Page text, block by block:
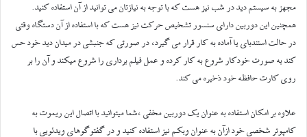
مجهز به سیستم دید در شب نیز هست که با توجه به نیازتان می توانید از آن استفاده کنید.
همچنین این دوربین دارای سنسور تشخیص حرکت نیز هست که با استفاده از آن دستگاه وقتی
در حالت استندبای یا آماده به کار قرار می گیرد، در صورتی که جنبشی در میدان دید خود حس
کند به صورت خودکار شروع به کار کرده و عمل فیلم برداری را شروع میکند و آن را بر
روی کارت حافظه خود ذخیره می کند.
علاوه بر امکان استفاده به عنوان یک دوربین مخفی ،شما میتوانید با اتصال این ریموت به
کامپوتر شخصی خود ازآن به عنوان وبکم نیز استفاده کنید و در گفتوگوهای ویدئویی با